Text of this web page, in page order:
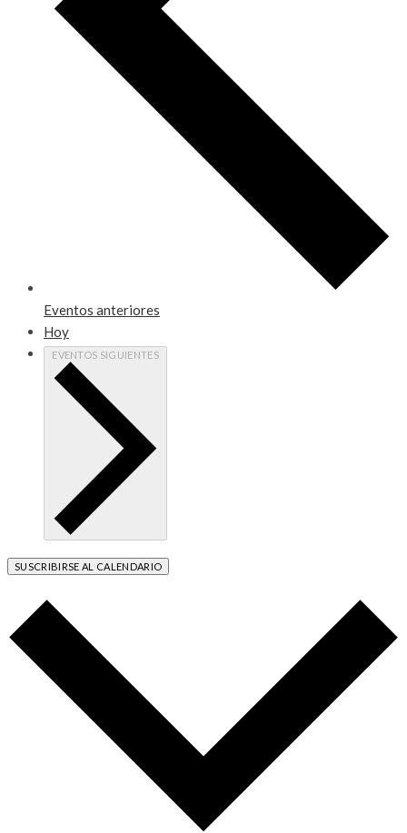
Eventos anteriores
Hoy
EVENTOS SIGUIENTES
SUSCRIBIRSE AL CALENDARIO